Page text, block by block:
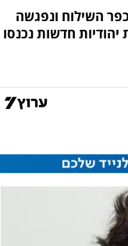
השילוח ונפגשה
לאחר ש-15 משפחות יהודיות חדשות נכנסו